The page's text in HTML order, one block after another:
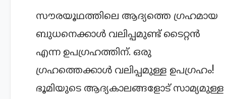
സൗരയൂഥത്തിലെ ആദ്യത്തെ ഗ്രഹമായ
ബുധനെക്കാള്‍ വലിപ്പമുണ്ട് ടൈറ്റന്‍
എന്ന ഉപഗ്രഹത്തിന്. ഒരു
ഗ്രഹത്തെക്കാള്‍ വലിപ്പമുള്ള ഉപഗ്രഹം!
ഭൂമിയുടെ ആദ്യകാലങ്ങളോട് സാമ്യമുള്ള